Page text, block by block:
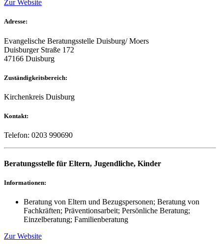
Zur Website
Adresse:
Evangelische Beratungsstelle Duisburg/ Moers
Duisburger Straße 172
47166 Duisburg
Zuständigkeitsbereich:
Kirchenkreis Duisburg
Kontakt:
Telefon: 0203 990690
Beratungsstelle für Eltern, Jugendliche, Kinder
Informationen:
Beratung von Eltern und Bezugspersonen; Beratung von
Fachkräften; Präventionsarbeit; Persönliche Beratung;
Einzelberatung; Familienberatung
Zur Website